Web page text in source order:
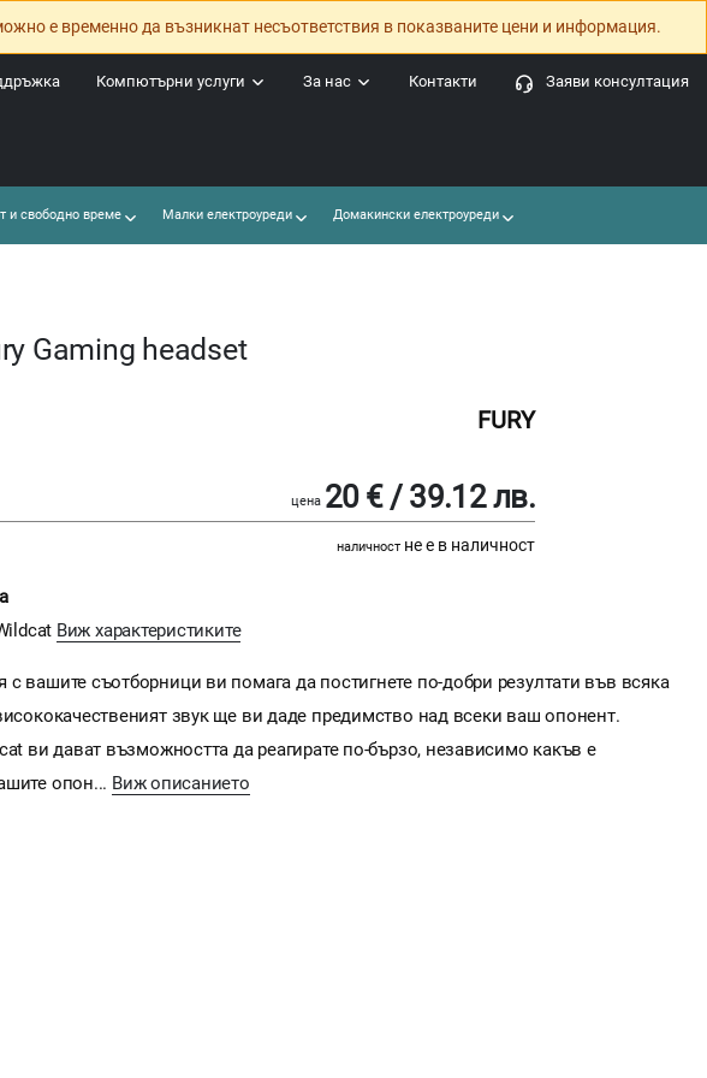
е временно да възникнат несъответствия в показваните цени и информация.
Заяви консултация
Контакти
За нас
Компютърни услуги
и свободно време Малки електроуреди Домакински електроуреди
Gaming headset
FURY
цена 20 € / 39.12 лв.
наличност не е в наличност
Виж характеристиките
с вашите съотборници ви помага да постигнете по-добри резултати във всяка
звук ще ви даде предимство над всеки ваш опонент.
ви дават възможността да реагирате по-бързо, независимо какъв е
опон... Виж описанието